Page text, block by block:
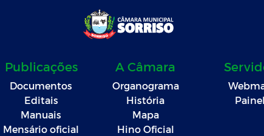
Publicações
Documentos
Editais
Manuais
Mensário oficial
A Câmara
Organograma
História
Mapa
Hino Oficial
Painel